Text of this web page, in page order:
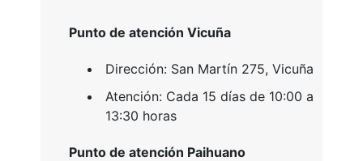
Punto de atención Vicuña
Dirección: San Martín 275, Vicuña
Atención: Cada 15 días de 10:00 a
13:30 horas
Punto de atención Paihuano